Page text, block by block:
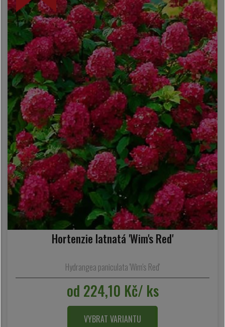
Hortenzie latnatá 'Wim's Red'
Hydrangea paniculata 'Wim's Red'
od 224,10 Kč/ ks
VYBRAT VARIANTU